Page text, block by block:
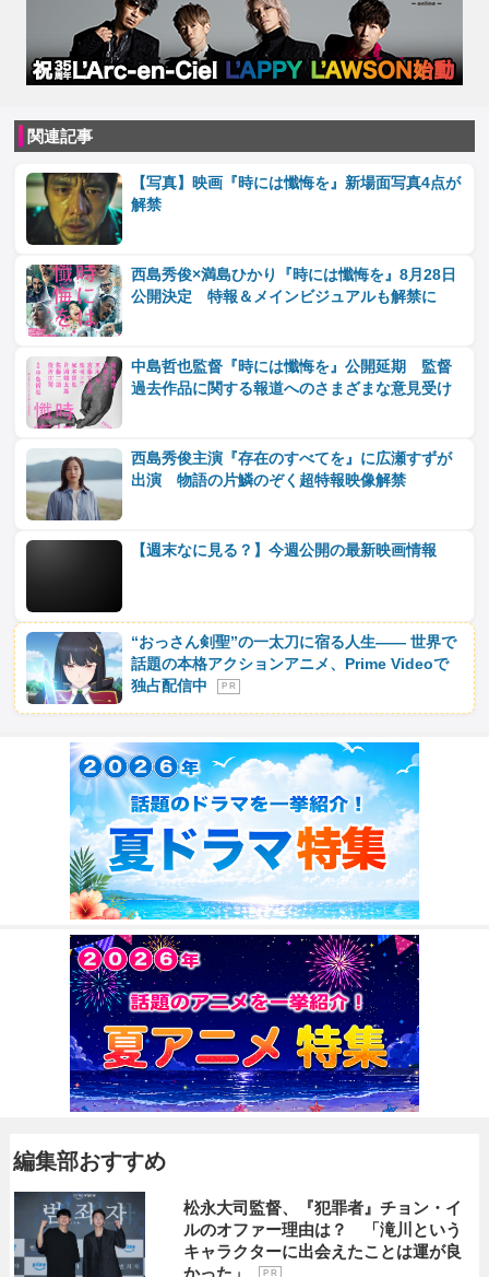
関連記事
【写真】映画『時には懺悔を』新場面写真4点が
解禁
西島秀俊×満島ひかり『時には懺悔を』8月28日
公開決定 特報＆メインビジュアルも解禁に
中島哲也監督『時には懺悔を』公開延期 監督
過去作品に関する報道へのさまざまな意見受け
西島秀俊主演『存在のすべてを』に広瀬すずが
出演 物語の片鱗のぞく超特報映像解禁
【週末なに見る？】今週公開の最新映画情報
“おっさん剣聖”の一太刀に宿る人生―― 世界で
話題の本格アクションアニメ、Prime Videoで
独占配信中
P R
編集部おすすめ
松永大司監督、『犯罪者』チョン・イ
ルのオファー理由は？ 「滝川という
キャラクターに出会えたことは運が良
かった」
P R